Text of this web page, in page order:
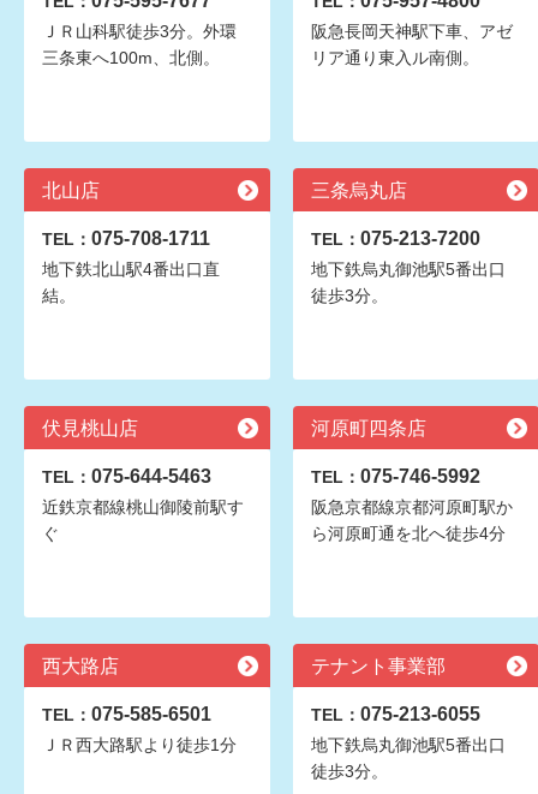
ＪＲ山科駅徒歩3分。外環
三条東へ100m、北側。
阪急長岡天神駅下車、アゼ
リア通り東入ル南側。
北山店
TEL： 075-708-1711
地下鉄北山駅4番出口直
結。
三条烏丸店
TEL： 075-213-7200
地下鉄烏丸御池駅5番出口
徒歩3分。
伏見桃山店
TEL： 075-644-5463
近鉄京都線桃山御陵前駅す
ぐ
河原町四条店
TEL： 075-746-5992
阪急京都線京都河原町駅か
ら河原町通を北へ徒歩4分
西大路店
TEL： 075-585-6501
ＪＲ西大路駅より徒歩1分
テナント事業部
TEL： 075-213-6055
地下鉄烏丸御池駅5番出口
徒歩3分。